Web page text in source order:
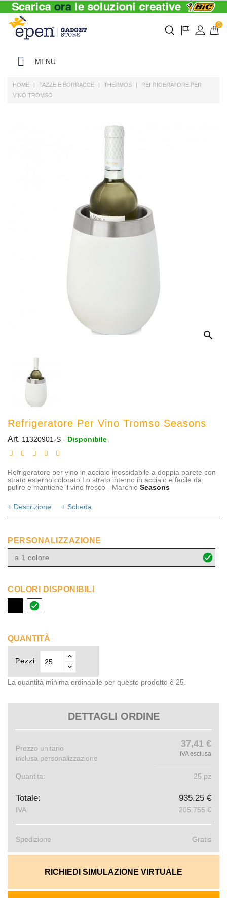
0
MENU
HOME TAZZE E BORRACCE THERMOS
REFRIGERATORE PER
VINO TROMSO

Refrigeratore Per Vino Tromso Seasons
Art. 11320901-S - Disponibile
Refrigeratore per vino in acciaio inossidabile a doppia parete con
strato esterno colorato Lo strato interno in acciaio e facile da
pulire e mantiene il vino fresco - Marchio Seasons
+ Descrizione + Scheda
PERSONALIZZAZIONE
a 1 colore
COLORI DISPONIBILI
bianco
QUANTITÀ
Pezzi
La quantità minima ordinabile per questo prodotto è 25.
DETTAGLI ORDINE
Prezzo unitario
inclusa personalizzazione
37,41 €
IVA esclusa
Quantita: 25 pz
Totale: 935.25 €
IVA: 205.755 €
Spedizione Gratis
RICHIEDI SIMULAZIONE VIRTUALE